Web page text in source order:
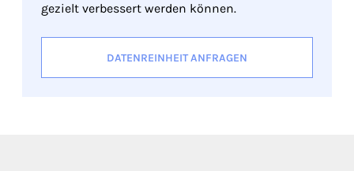
gezielt verbessert werden können.
DATENREINHEIT ANFRAGEN